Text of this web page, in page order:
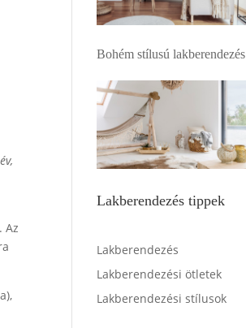
Az
Bohém stílusú lakberendezés
Lakberendezés tippek
Lakberendezés
Lakberendezési ötletek
Lakberendezési stílusok